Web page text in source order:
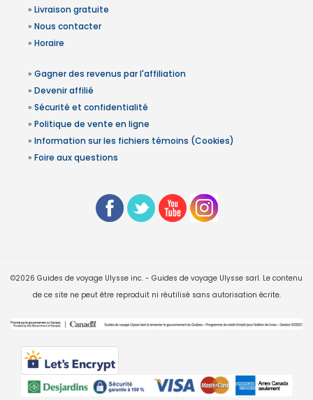
» Livraison gratuite
» Nous contacter
» Horaire
» Gagner des revenus par l'affiliation
» Devenir affilié
» Sécurité et confidentialité
» Politique de vente en ligne
» Information sur les fichiers témoins (Cookies)
» Foire aux questions
©2026 Guides de voyage Ulysse inc. - Guides de voyage Ulysse sarl. Le contenu
de ce site ne peut être reproduit ni réutilisé sans autorisation écrite.